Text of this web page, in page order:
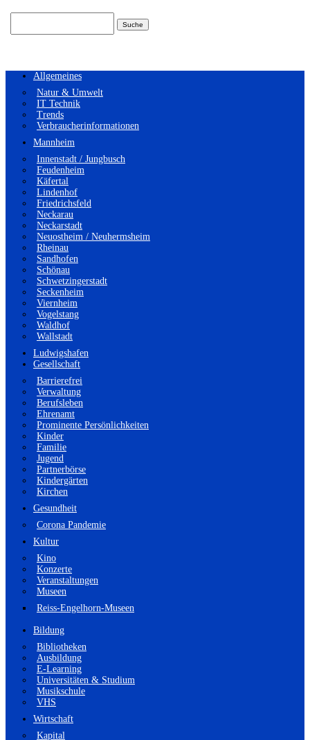
Allgemeines
Natur & Umwelt
IT Technik
Trends
Verbraucherinformationen
Mannheim
Innenstadt / Jungbusch
Feudenheim
Käfertal
Lindenhof
Friedrichsfeld
Neckarau
Neckarstadt
Neuostheim / Neuhermsheim
Rheinau
Sandhofen
Schönau
Schwetzingerstadt
Seckenheim
Viernheim
Vogelstang
Waldhof
Wallstadt
Ludwigshafen
Gesellschaft
Barrierefrei
Verwaltung
Berufsleben
Ehrenamt
Prominente Persönlichkeiten
Kinder
Familie
Jugend
Partnerbörse
Kindergärten
Kirchen
Gesundheit
Corona Pandemie
Kultur
Kino
Konzerte
Veranstaltungen
Museen
Reiss-Engelhorn-Museen
Bildung
Bibliotheken
Ausbildung
E-Learning
Universitäten & Studium
Musikschule
VHS
Wirtschaft
Kapital